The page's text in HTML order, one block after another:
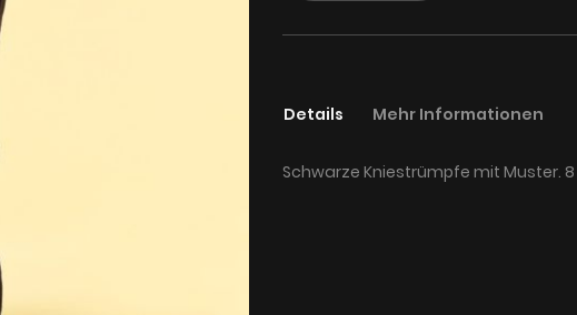
Details
Schwarze Kniestrümpfe mit Muster. 8
Mehr Informationen